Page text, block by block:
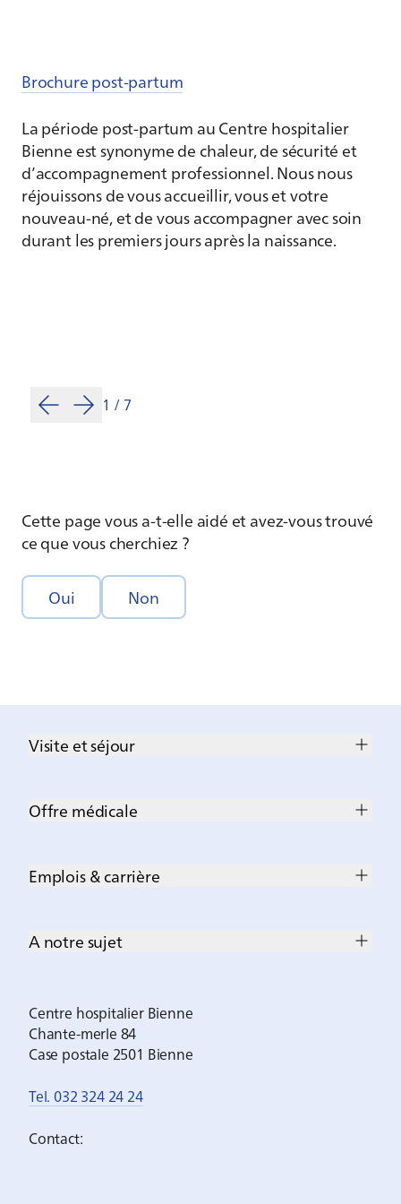
Brochure post-partum
La période post-partum au Centre hospitalier
Bienne est synonyme de chaleur, de sécurité et
d’accompagnement professionnel. Nous nous
réjouissons de vous accueillir, vous et votre
nouveau-né, et de vous accompagner avec soin
durant les premiers jours après la naissance.
1 / 7
Cette page vous a-t-elle aidé et avez-vous trouvé
ce que vous cherchiez ?
Oui Non
Visite et séjour
Offre médicale
Emplois & carrière
A notre sujet
Centre hospitalier Bienne
Chante-merle 84
Case postale 2501 Bienne
Tel. 032 324 24 24
Contact: